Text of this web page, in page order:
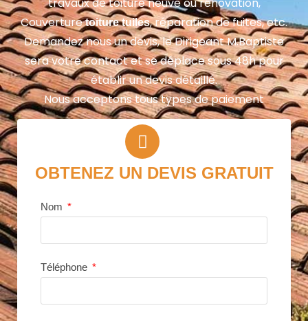
Couverturetoiture tuiles, réparation de fuites, etc.
Demandez nous un devis, le Dirigeant M.Baptiste
sera votre contact et se déplace sous 48h pour
établir un devis détaillé.
Nous acceptons tous types de paiement
OBTENEZ UN DEVIS GRATUIT
Nom
Téléphone